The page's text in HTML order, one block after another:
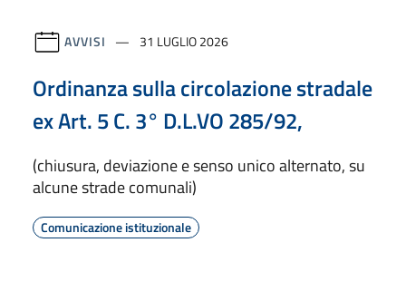
AVVISI 31 LUGLIO 2026
Ordinanza sulla circolazione stradale
ex Art. 5 C. 3° D.L.VO 285/92,
(chiusura, deviazione e senso unico alternato, su
alcune strade comunali)
Comunicazione istituzionale